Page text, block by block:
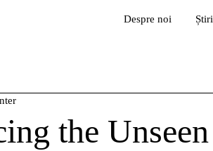
Despre noi Știri
the Unseen